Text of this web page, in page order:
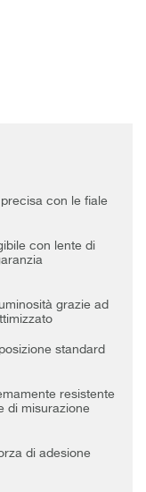
con le fiale
con lente di
grazie ad
standard
resistente
di misurazione
di adesione